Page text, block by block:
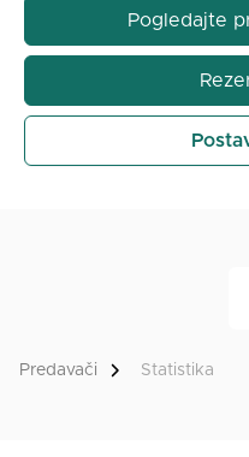
Pogledajte
Predavači Statistika